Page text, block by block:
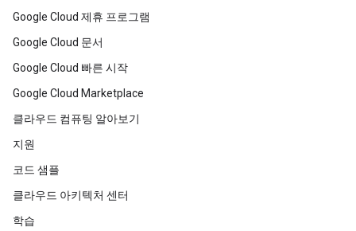
Google Cloud 제휴 프로그램
Google Cloud 문서
Google Cloud 빠른 시작
Google Cloud Marketplace
클라우드 컴퓨팅 알아보기
지원
코드 샘플
클라우드 아키텍처 센터
학습